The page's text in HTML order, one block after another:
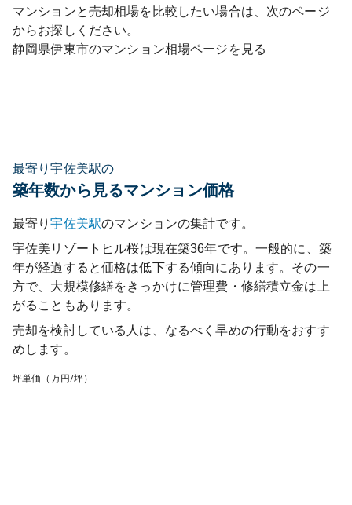
マンションと売却相場を比較したい場合は、次のページ
からお探しください。
静岡県伊東市のマンション相場ページを見る
最寄り宇佐美駅の
築年数から見るマンション価格
最寄り宇佐美駅のマンションの集計です。
宇佐美リゾートヒル桜は現在築36年です。一般的に、築
年が経過すると価格は低下する傾向にあります。その一
方で、大規模修繕をきっかけに管理費・修繕積立金は上
がることもあります。
売却を検討している人は、なるべく早めの行動をおすす
めします。
坪単価（万円/坪）